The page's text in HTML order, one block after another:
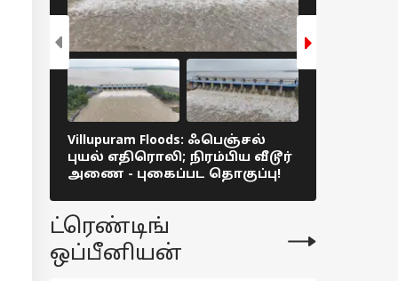
Villupuram Floods: ஃபெஞ்சல்
புயல் எதிரொலி; நிரம்பிய வீடூர்
அணை - புகைப்பட தொகுப்பு!
ட்ரெண்டிங்
ஒப்பீனியன்